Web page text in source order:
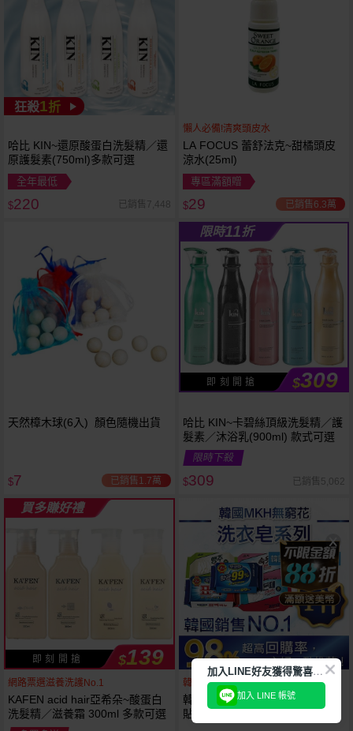
狂殺1折
哈比 KIN~還原酸蛋白洗髮精／還
原護髮素(750ml)多款可選
全年最低
$220 已銷售7,448
懶人必備!清爽頭皮水
LA FOCUS 蕾舒法克~甜橘頭皮
涼水(25ml)
專區滿額贈
$29 已銷售6.3萬
天然樟木球(6入) 顏色隨機出貨
$7 已銷售1.7萬
限時11折
即 刻 開 搶 $309
哈比 KIN~卡碧絲頂級洗髮精／護
髮素／沐浴乳(900ml) 款式可選
限時下殺
$309 已銷售5,062
買多賺好禮
即 刻 開 搶 $139
網路票選滋養洗護No.1
KAFEN acid hair亞希朵~酸蛋白
洗髮精／滋養霜 300ml 多款可選
韓國銷售第一天然品牌
韓國 無瓊花~抗菌洗衣皂／女性
貼身衣物去污皂／衣襪去污皂／
加
入LINE好友獲得驚喜折扣!
加入 LINE 帳號